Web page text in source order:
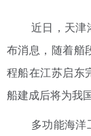
近日，天津
布消息，随着艏
程船在江苏启东
船建成后将为我
多功能海洋